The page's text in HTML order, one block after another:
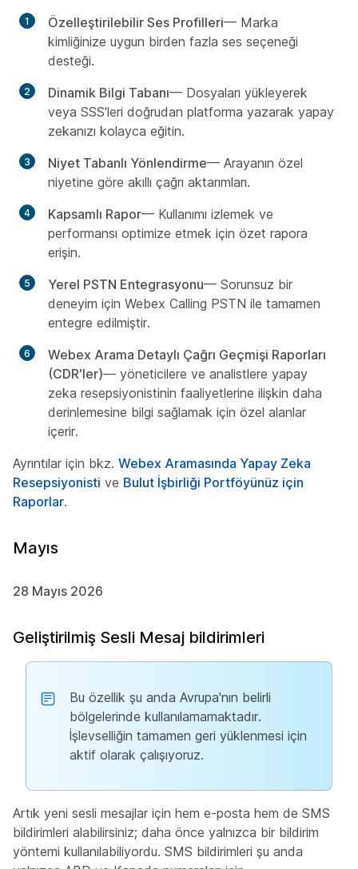
Özelleştirilebilir Ses Profilleri— Marka
kimliğinize uygun birden fazla ses seçeneği
desteği.
Dinamik Bilgi Tabanı— Dosyaları yükleyerek
veya SSS'leri doğrudan platforma yazarak yapay
zekanızı kolayca eğitin.
Niyet Tabanlı Yönlendirme— Arayanın özel
niyetine göre akıllı çağrı aktarımları.
Kapsamlı Rapor— Kullanımı izlemek ve
performansı optimize etmek için özet rapora
erişin.
Yerel PSTN Entegrasyonu— Sorunsuz bir
deneyim için Webex Calling PSTN ile tamamen
entegre edilmiştir.
Webex Arama Detaylı Çağrı Geçmişi Raporları
(CDR'ler)— yöneticilere ve analistlere yapay
zeka resepsiyonistinin faaliyetlerine ilişkin daha
derinlemesine bilgi sağlamak için özel alanlar
içerir.
Ayrıntılar için bkz. Webex Aramasında Yapay Zeka
Resepsiyonisti ve Bulut İşbirliği Portföyünüz için
Raporlar.
Mayıs
28 Mayıs 2026
Geliştirilmiş Sesli Mesaj bildirimleri
Bu özellik şu anda Avrupa'nın belirli
bölgelerinde kullanılamamaktadır.
İşlevselliğin tamamen geri yüklenmesi için
aktif olarak çalışıyoruz.
Artık yeni sesli mesajlar için hem e-posta hem de SMS
bildirimleri alabilirsiniz; daha önce yalnızca bir bildirim
yöntemi kullanılabiliyordu. SMS bildirimleri şu anda